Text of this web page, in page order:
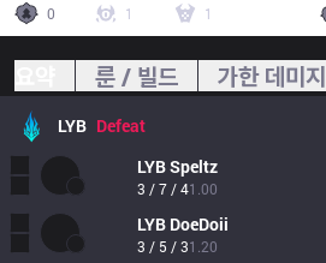
0
1 1
룬 / 빌드 가한 데미지
LYB Defeat
LYBSpeltz
3 / 7 / 41.00
LYB DoeDoii
3 / 5 / 31.20